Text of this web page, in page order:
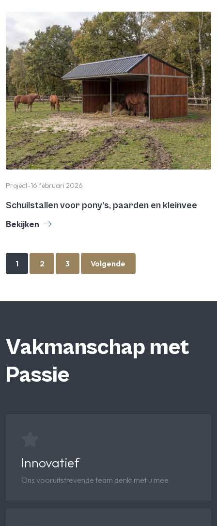
Project-16 februari 2026
Schuilstallen voor pony’s, paarden en kleinvee
Bekijken
1 2 3 Volgende
Vakmanschap met
Passie
Innovatief
Ons vooruitstrevende team denkt met u mee